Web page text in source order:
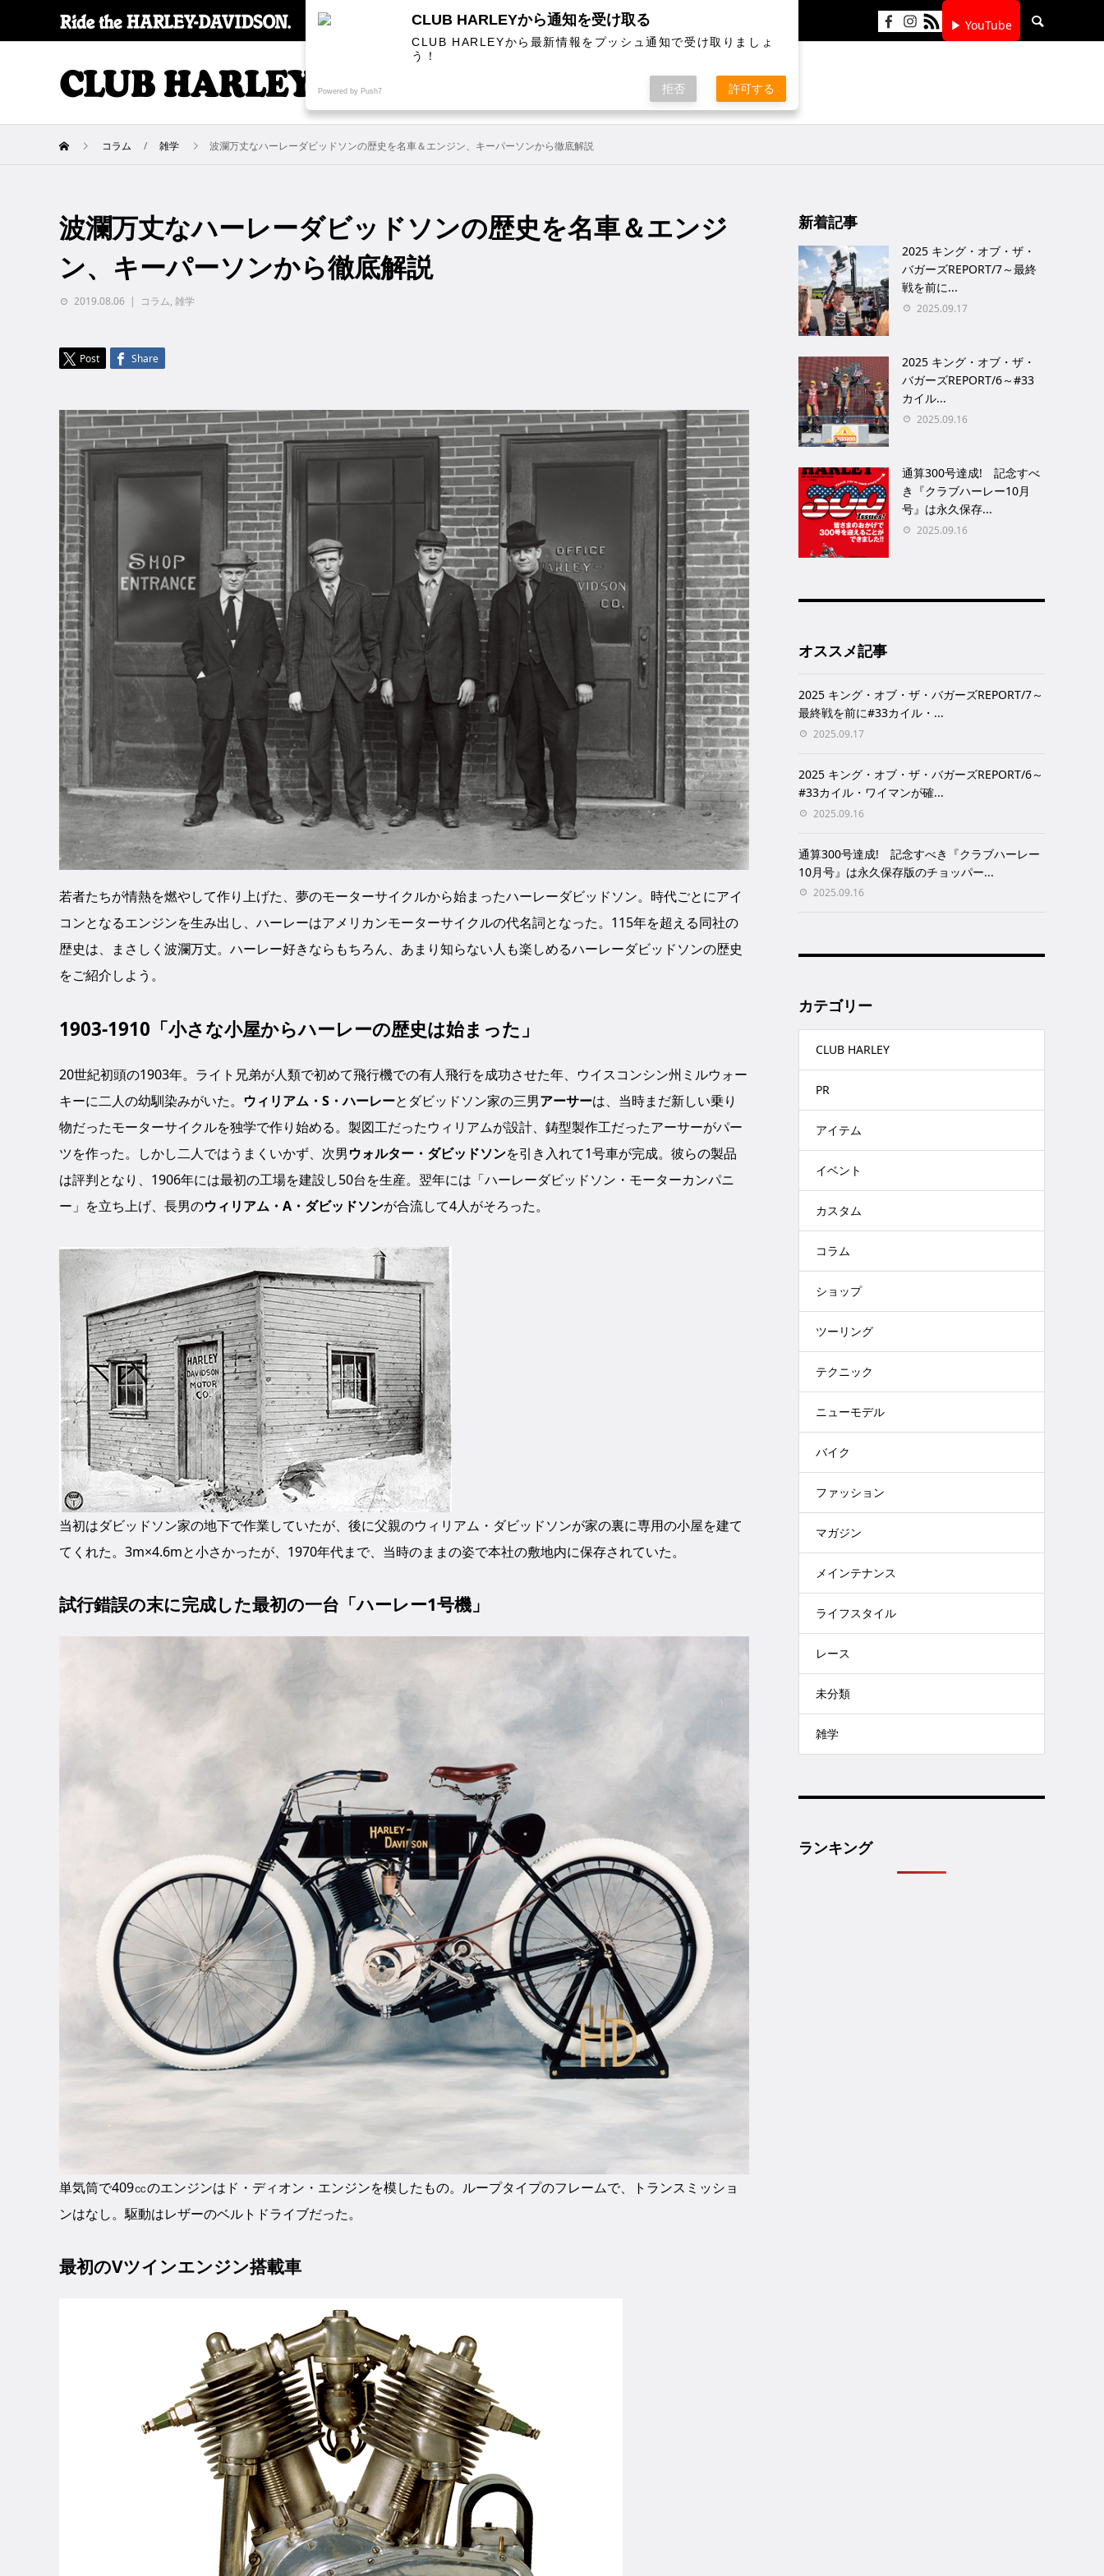
▶ YouTube
SPECIALCOLUMN
コラム 雑学 波瀾万丈なハーレーダビッドソンの歴史を名車＆エンジン、キーパーソンから徹底解説
波瀾万丈なハーレーダビッドソンの歴史を名車＆エンジ
ン、キーパーソンから徹底解説
2019.08.06 コラム, 雑学
Post Share
若者たちが情熱を燃やして作り上げた、夢のモーターサイクルから始まったハーレーダビッドソン。時代ごとにアイ
コンとなるエンジンを生み出し、ハーレーはアメリカンモーターサイクルの代名詞となった。115年を超える同社の
歴史は、まさしく波瀾万丈。ハーレー好きならもちろん、あまり知らない人も楽しめるハーレーダビッドソンの歴史
をご紹介しよう。
1903-1910「小さな小屋からハーレーの歴史は始まった」
20世紀初頭の1903年。ライト兄弟が人類で初めて飛行機での有人飛行を成功させた年、ウイスコンシン州ミルウォー
キーに二人の幼馴染みがいた。 ウィリアム・S・ハーレーとダビッドソン家の三男アーサーは、当時まだ新しい乗り
物だったモーターサイクルを独学で作り始める。製図工だったウィリアムが設計、鋳型製作工だったアーサーがパー
ツを作った。しかし二人ではうまくいかず、次男ウォルター・ダビッドソンを引き入れて1号車が完成。彼らの製品
は評判となり、1906年には最初の工場を建設し50台を生産。翌年には「ハーレーダビッドソン・モーターカンパニ
ー」を立ち上げ、長男のウィリアム・A・ダビッドソンが合流して4人がそろった。
当初はダビッドソン家の地下で作業していたが、後に父親のウィリアム・ダビッドソンが家の裏に専用の小屋を建て
てくれた。3m×4.6mと小さかったが、1970年代まで、当時のままの姿で本社の敷地内に保存されていた。
試行錯誤の末に完成した最初の一台「ハーレー1号機」
単気筒で409㏄のエンジンはド・ディオン・エンジンを模したもの。ループタイプのフレームで、トランスミッショ
ンはなし。駆動はレザーのベルトドライブだった。
最初のVツインエンジン搭載車
新着記事
2025 キング・オブ・ザ・
バガーズREPORT/7～最終
戦を前に...
2025.09.17
2025 キング・オブ・ザ・
バガーズREPORT/6～#33
カイル...
2025.09.16
通算300号達成! 記念すべ
き『クラブハーレー10月
号』は永久保存...
2025.09.16
オススメ記事
2025 キング・オブ・ザ・バガーズREPORT/7～
最終戦を前に#33カイル・...
2025.09.17
2025 キング・オブ・ザ・バガーズREPORT/6～
#33カイル・ワイマンが確...
2025.09.16
通算300号達成! 記念すべき『クラブハーレー
10月号』は永久保存版のチョッパー...
2025.09.16
カテゴリー
CLUB HARLEY
PR
アイテム
イベント
カスタム
コラム
ショップ
ツーリング
テクニック
ニューモデル
バイク
ファッション
マガジン
メインテナンス
ライフスタイル
レース
未分類
雑学
ランキング
CLUB HARLEYから通知を受け取る
CLUB HARLEYから最新情報をプッシュ通知で受け取りましょ
う！
Powered by Push7 拒否 許可する